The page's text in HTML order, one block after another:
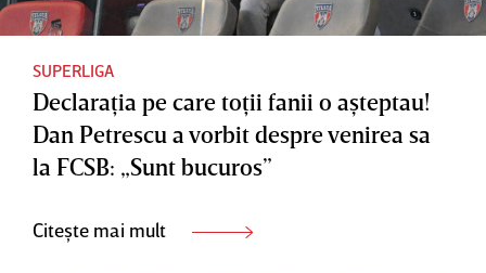
SUPERLIGA
Declaraţia pe care toţii fanii o aşteptau!
Dan Petrescu a vorbit despre venirea sa
la FCSB: „Sunt bucuros”
Citește mai mult